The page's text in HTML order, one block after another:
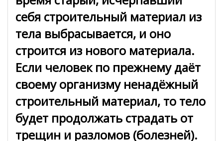
себя строительный материал из
тела выбрасывается, и оно
строится из нового материала.
Если человек по прежнему даёт
своему организму ненадёжный
строительный материал, то тело
будет продолжать страдать от
трещин и разломов (болезней).